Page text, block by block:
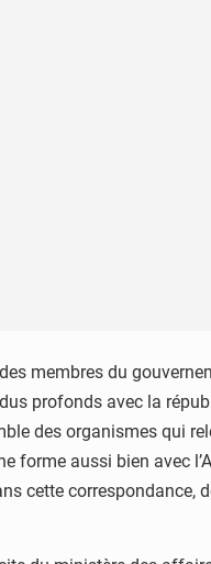
membres du
profonds avec la
des organismes qui
aussi bien avec
cette correspondance,